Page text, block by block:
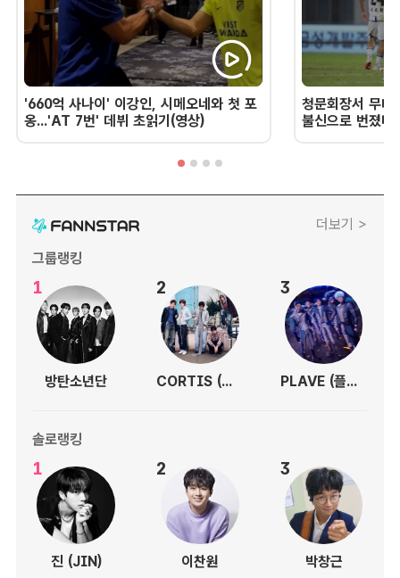
'660억 사나이' 이강인, 시메오네와 첫 포
옹...'AT 7번' 데뷔 초읽기(영상)
청문회장서 무너
불신으로 번졌
더보기 >
그룹랭킹
1
방탄소년단
2
CORTIS (코르티스)
3
PLAVE (플레이브)
솔로랭킹
1
진 (JIN)
2
이찬원
3
박창근